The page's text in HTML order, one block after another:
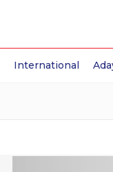
International